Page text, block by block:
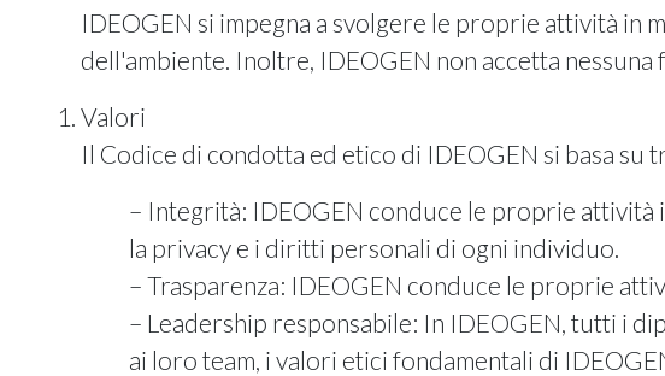
IDEOGEN si impegna a svolgere le proprie attività in
dell'ambiente. Inoltre, IDEOGEN non accetta
Valori
Il Codice di condotta ed etico di IDEOGEN si basa su
Integrità: IDEOGEN conduce le proprie attività
la privacy e i diritti personali di ogni individuo.
Trasparenza: IDEOGEN conduce le proprie
Leadership responsabile: In IDEOGEN, tutti i
ai loro team, i valori etici fondamentali di